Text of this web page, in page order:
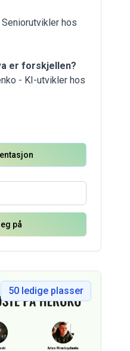
hos
er forskjellen?
- KI-utvikler hos
på
50 ledige plasser